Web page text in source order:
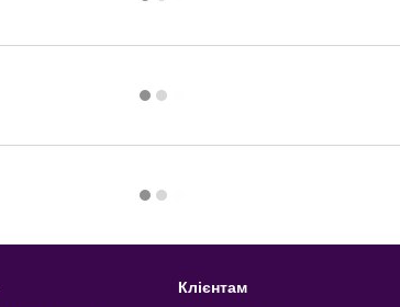
Клієнтам